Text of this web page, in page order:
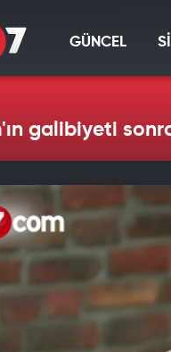
GÜNCEL
galibiyeti